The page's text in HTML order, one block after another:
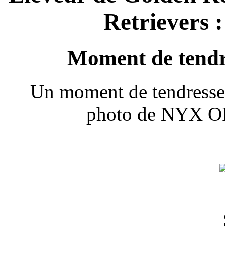
Retrievers
Moment de
Un moment de
photo de NYX